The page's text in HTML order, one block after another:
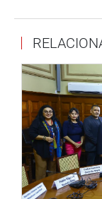
OFICINA DE
INSTITUCIONAL